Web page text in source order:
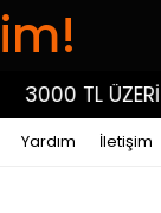
TL ÜZERİ
Yardım İletişim